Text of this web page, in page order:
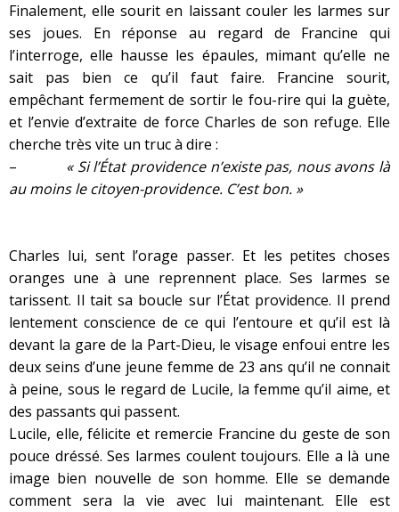
Finalement, elle sourit en laissant couler les larmes sur
ses joues. En réponse au regard de Francine qui
l’interroge, elle hausse les épaules, mimant qu’elle ne
sait pas bien ce qu’il faut faire. Francine sourit,
empêchant fermement de sortir le fou-rire qui la guète,
et l’envie d’extraite de force Charles de son refuge. Elle
cherche très vite un truc à dire :
– « Si l’État providence n’existe pas, nous avons là
au moins le citoyen-providence. C’est bon. »
Charles lui, sent l’orage passer. Et les petites choses
oranges une à une reprennent place. Ses larmes se
tarissent. Il tait sa boucle sur l’État providence. Il prend
lentement conscience de ce qui l’entoure et qu’il est là
devant la gare de la Part-Dieu, le visage enfoui entre les
deux seins d’une jeune femme de 23 ans qu’il ne connait
à peine, sous le regard de Lucile, la femme qu’il aime, et
des passants qui passent.
Lucile, elle, félicite et remercie Francine du geste de son
pouce dréssé. Ses larmes coulent toujours. Elle a là une
image bien nouvelle de son homme. Elle se demande
comment sera la vie avec lui maintenant. Elle est